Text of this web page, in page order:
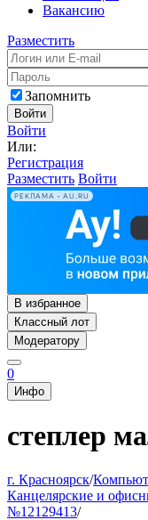
Вакансию
Разместить
Запомнить
Войти
Войти
Или:
Регистрация
Разместить Войти
РЕКЛАМА • AU.RU
В избранное
Классный лот
Модератору
0
Инфо
степлер
г. Красноярск/
Канцелярские и
№12129413/